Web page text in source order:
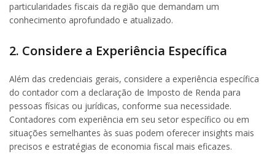
particularidades fiscais da região que demandam um
conhecimento aprofundado e atualizado.
2. Considere a Experiência Específica
Além das credenciais gerais, considere a experiência específica
do contador com a declaração de Imposto de Renda para
pessoas físicas ou jurídicas, conforme sua necessidade.
Contadores com experiência em seu setor específico ou em
situações semelhantes às suas podem oferecer insights mais
precisos e estratégias de economia fiscal mais eficazes.